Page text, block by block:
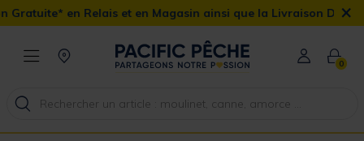
en Relais et en Magasin ainsi que la Livraison Domicile
×
0